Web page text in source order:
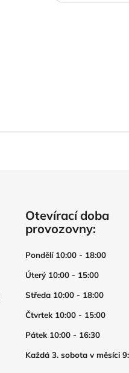
Otevírací doba
provozovny:
Pondělí 10:00 - 18:00
Úterý 10:00 - 15:00
Středa 10:00 - 18:00
Čtvrtek 10:00 - 15:00
Pátek 10:00 - 16:30
Každá 3. sobota v měsíci